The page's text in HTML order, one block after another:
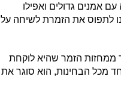
אמנים גדולים ואפילו
לתפוס את הזמרת לשיחה על
ממחזות הזמר שהיא לוקחת
מכל הבחינות, הוא סוגר את